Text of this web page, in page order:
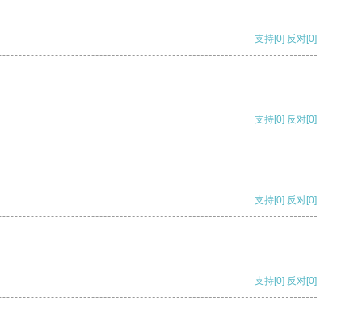
支持[0] 反对[0]
支持[0] 反对[0]
支持[0] 反对[0]
支持[0] 反对[0]